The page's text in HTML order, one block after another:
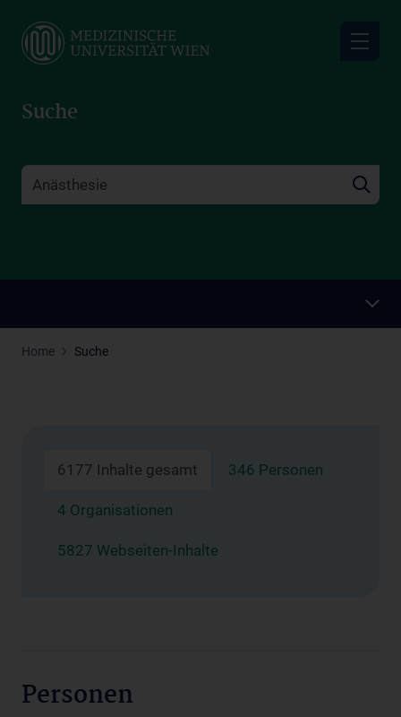
main
Suche
Home Suche
6177 Inhalte gesamt 346 Personen
4 Organisationen
5827 Webseiten-Inhalte
Personen